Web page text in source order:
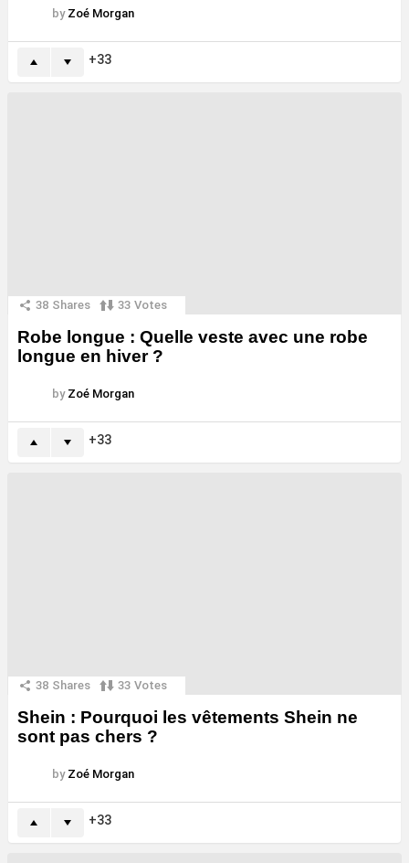
by Zoé Morgan
33
38 Shares 33 Votes
Robe longue : Quelle veste avec une robe
longue en hiver ?
by Zoé Morgan
33
38 Shares 33 Votes
Shein : Pourquoi les vêtements Shein ne
sont pas chers ?
by Zoé Morgan
33